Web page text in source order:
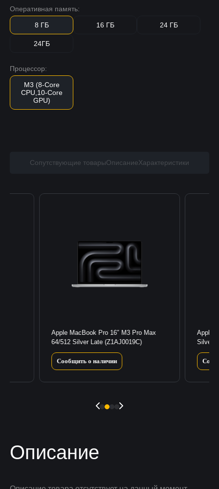
Оперативная память:
8 ГБ 16 ГБ 24 ГБ
24ГБ
Процессор:
M3 (8-Core
CPU,10-Core
GPU)
Сопутствующие товарыОписаниеХарактеристики
Apple MacBook Pro 16″ M3 Pro Max
64/512 Silver Late (Z1AJ0019C)
Сообщить о наличии
Apple
Silver
Описание